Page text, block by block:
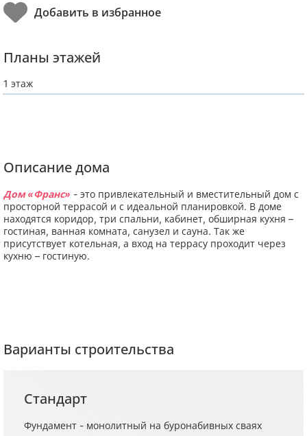
Планы этажей
1 этаж
Описание дома
Дом «Франс» - это привлекательный и вместительный дом с
просторной террасой и с идеальной планировкой. В доме
находятся коридор, три спальни, кабинет, обширная кухня –
гостиная, ванная комната, санузел и сауна. Так же
присутствует котельная, а вход на террасу проходит через
кухню – гостиную.
Варианты строительства
Стандарт
Фундамент - монолитный на буронабивных сваях